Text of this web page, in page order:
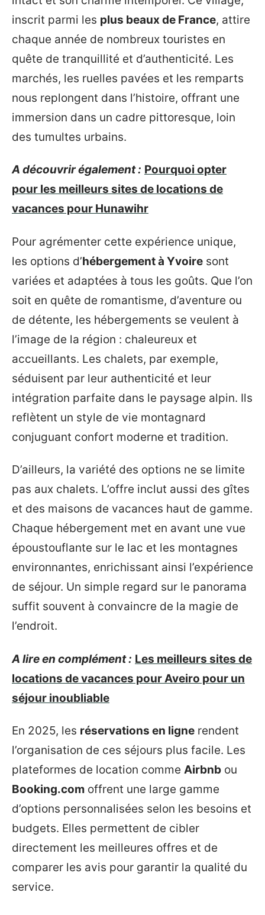
inscrit parmi les plus beaux de France, attire
chaque année de nombreux touristes en
quête de tranquillité et d’authenticité. Les
marchés, les ruelles pavées et les remparts
nous replongent dans l’histoire, offrant une
immersion dans un cadre pittoresque, loin
des tumultes urbains.
A découvrir également : Pourquoi opter
pour les meilleurs sites de locations de
vacances pour Hunawihr
Pour agrémenter cette expérience unique,
les options d’hébergement à Yvoire sont
variées et adaptées à tous les goûts. Que l’on
soit en quête de romantisme, d’aventure ou
de détente, les hébergements se veulent à
l’image de la région : chaleureux et
accueillants. Les chalets, par exemple,
séduisent par leur authenticité et leur
intégration parfaite dans le paysage alpin. Ils
reflètent un style de vie montagnard
conjuguant confort moderne et tradition.
D’ailleurs, la variété des options ne se limite
pas aux chalets. L’offre inclut aussi des gîtes
et des maisons de vacances haut de gamme.
Chaque hébergement met en avant une vue
époustouflante sur le lac et les montagnes
environnantes, enrichissant ainsi l’expérience
de séjour. Un simple regard sur le panorama
suffit souvent à convaincre de la magie de
l’endroit.
A lire en complément : Les meilleurs sites de
locations de vacances pour Aveiro pour un
séjour inoubliable
En 2025, les réservations en ligne rendent
l’organisation de ces séjours plus facile. Les
plateformes de location comme Airbnb ou
Booking.com offrent une large gamme
d’options personnalisées selon les besoins et
budgets. Elles permettent de cibler
directement les meilleures offres et de
comparer les avis pour garantir la qualité du
service.